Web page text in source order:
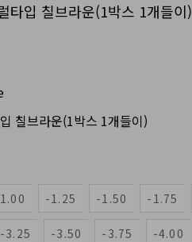
타입 칠브라운(1박스 1개들이)
칠브라운(1박스 1개들이)
-1.25 -1.50 -1.75
-3.25 -3.50 -3.75 -4.00